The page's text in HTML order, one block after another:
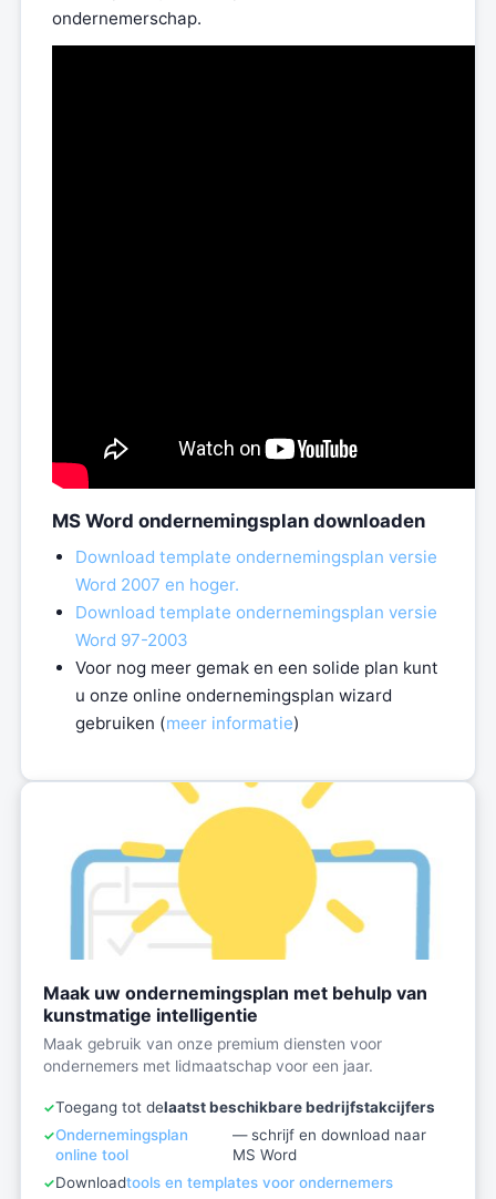
ondernemerschap.
MS Word ondernemingsplan downloaden
Download template ondernemingsplan versie
Word 2007 en hoger.
Download template ondernemingsplan versie
Word 97-2003
Voor nog meer gemak en een solide plan kunt
u onze online ondernemingsplan wizard
gebruiken (meer informatie)
Maak uw ondernemingsplan met behulp van
kunstmatige intelligentie
Maak gebruik van onze premium diensten voor
ondernemers met lidmaatschap voor een jaar.
Toegang tot delaatst beschikbare bedrijfstakcijfers
Ondernemingsplan
online tool
— schrijf en download naar
MS Word
Downloadtools en templates voor ondernemers